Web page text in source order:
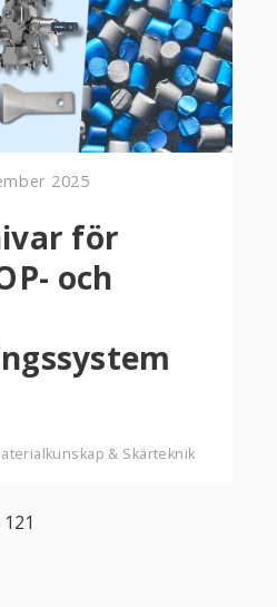
2025
för
och
& Skärteknik
121